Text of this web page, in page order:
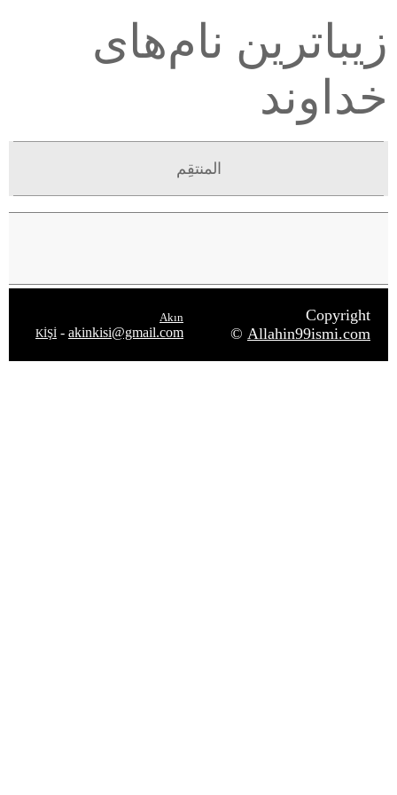
زیباترین نام‌های
خداوند
المنتقِم
Copyright
© Allahin99ismi.com
Akın
KİŞİ - akinkisi@gmail.com